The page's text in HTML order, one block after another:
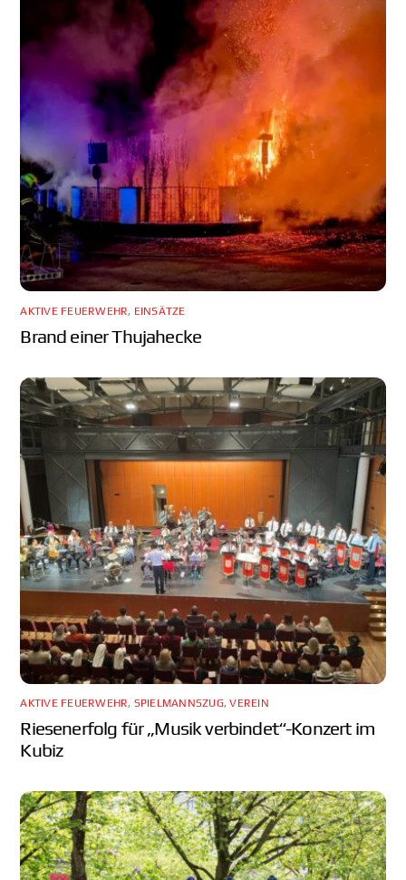
AKTIVE FEUERWEHR, EINSÄTZE
Brand einer Thujahecke
AKTIVE FEUERWEHR, SPIELMANNSZUG,VEREIN
Riesenerfolg für „Musik verbindet“-Konzert im
Kubiz